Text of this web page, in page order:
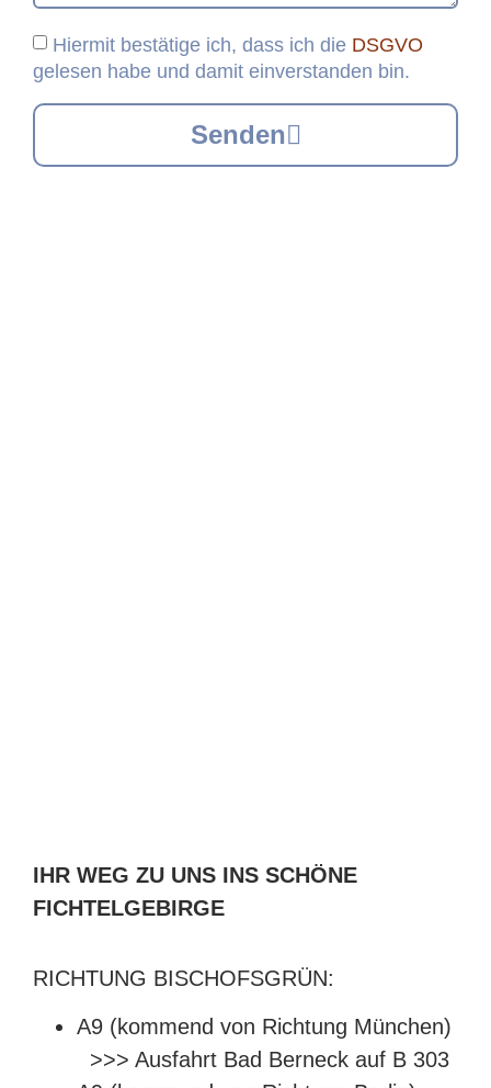
Hiermit bestätige ich, dass ich die DSGVO
gelesen habe und damit einverstanden bin.
Senden
IHR WEG ZU UNS INS SCHÖNE
FICHTELGEBIRGE
RICHTUNG BISCHOFSGRÜN:
A9 (kommend von Richtung München)
>>> Ausfahrt Bad Berneck auf B 303